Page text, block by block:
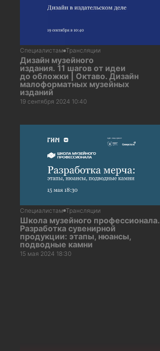
Специалистам Трансляции
Дизайн музейного
издания. 11 шагов от идеи
до обложки | Октаво. Дизайн
малоформатных музейных
изданий
19 сентября 2024 10:40
Специалистам Трансляции
Школа музейного профессионала.
Разработка сувенирной
продукции: этапы, нюансы,
подводные камни
15 мая 2024 18:30